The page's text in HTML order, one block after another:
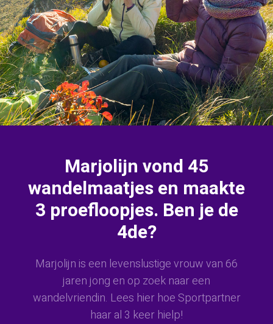
Marjolijn vond 45
wandelmaatjes en maakte
3 proefloopjes. Ben je de
4de?
Marjolijn is een levenslustige vrouw van 66
jaren jong en op zoek naar een
wandelvriendin. Lees hier hoe Sportpartner
haar al 3 keer hielp!